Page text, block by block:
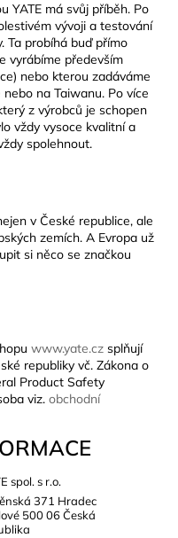
YATE má svůj příběh. Po
vývoji a testování
Ta probíhá buď přímo
vyrábíme především
nebo kterou zadáváme
na Taiwanu. Po více
z výrobců je schopen
vždy vysoce kvalitní a
spolehnout.
v České republice, ale
zemích. A Evropa už
si něco se značkou
www.yate.cz splňují
republiky vč. Zákona o
Product Safety
viz. obchodní
spol. s r.o.
371 Hradec
500 06 Česká